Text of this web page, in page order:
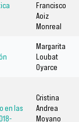
Francisco
Aoiz
Monreal
Margarita
Loubat
Oyarce
en las
Cristina
Andrea
Moyano